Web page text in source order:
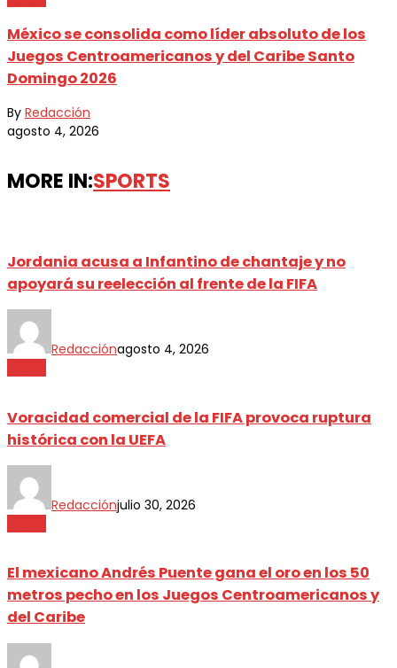
México se consolida como líder absoluto de los
Juegos Centroamericanos y del Caribe Santo
Domingo 2026
By Redacción
agosto 4, 2026
MORE IN:SPORTS
Jordania acusa a Infantino de chantaje y no
apoyará su reelección al frente de la FIFA
Redacciónagosto 4, 2026
Voracidad comercial de la FIFA provoca ruptura
histórica con la UEFA
Redacciónjulio 30, 2026
El mexicano Andrés Puente gana el oro en los 50
metros pecho en los Juegos Centroamericanos y
del Caribe